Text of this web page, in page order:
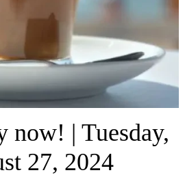
now! | Tuesday,
27, 2024